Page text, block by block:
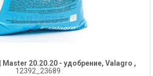
Master 20.20.20 - удобрение, Valagro ,
12392_23689